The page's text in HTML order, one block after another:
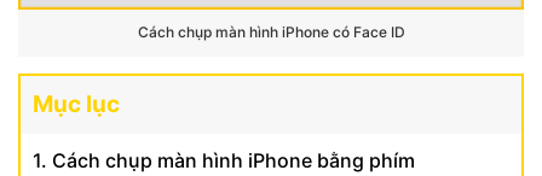
Cách chụp màn hình iPhone có Face ID
Mục lục
1. Cách chụp màn hình iPhone bằng phím